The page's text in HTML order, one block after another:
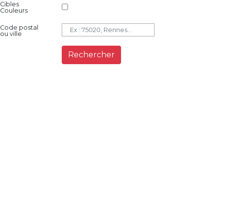
Cibles
Couleurs
Code postal
ou ville
Rechercher